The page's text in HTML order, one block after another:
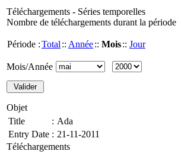
Téléchargements - Séries temporelles
Nombre de téléchargements durant la période
Période :Total :: Année:: Mois:: Jour
Mois/Année
Objet
Title
: Ada
Entry Date : 21-11-2011
Téléchargements